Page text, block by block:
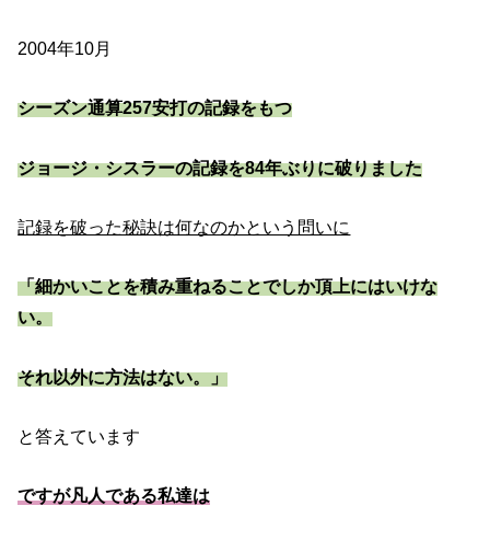
2004年10月
シーズン通算257安打の記録をもつ
ジョージ・シスラーの記録を84年ぶりに破りました
記録を破った秘訣は何なのかという問いに
「細かいことを積み重ねることでしか頂上にはいけな
い。
それ以外に方法はない。」
と答えています
ですが凡人である私達は